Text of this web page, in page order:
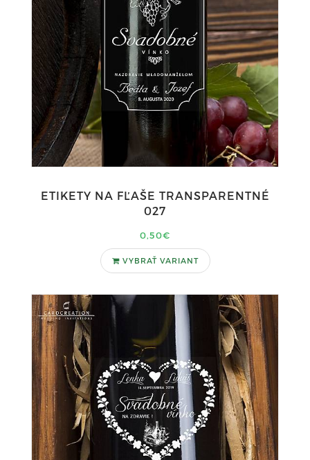
ETIKETY NA FĽAŠE TRANSPARENTNÉ
027
0,50€
VYBRAŤ VARIANT